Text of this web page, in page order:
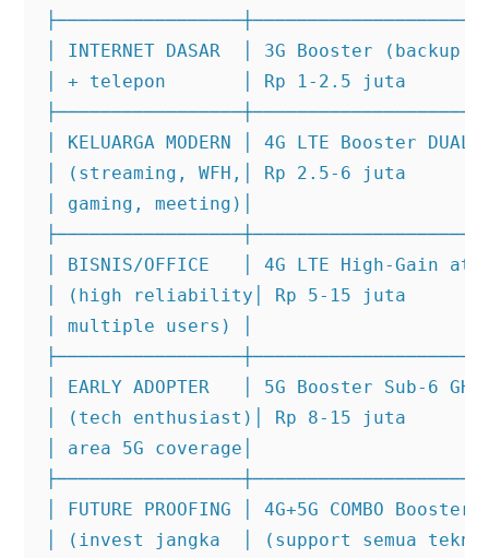
│ INTERNET DASAR  │ 3G Booster
│ + telepon       │ Rp 1-2.5 juta
│ KELUARGA MODERN │ 4G LTE Booster
│ (streaming, WFH,│ Rp 2.5-6
│ gaming, meeting)│
│ BISNIS/OFFICE   │ 4G LTE High-
│ (high reliability│ Rp 5-15 juta
│ multiple users) │
│ EARLY ADOPTER   │ 5G Booster
│ (tech enthusiast)│ Rp 8-15
│ area 5G coverage│
│ FUTURE PROOFING │ 4G+5G
│ (invest jangka  │ (support semua